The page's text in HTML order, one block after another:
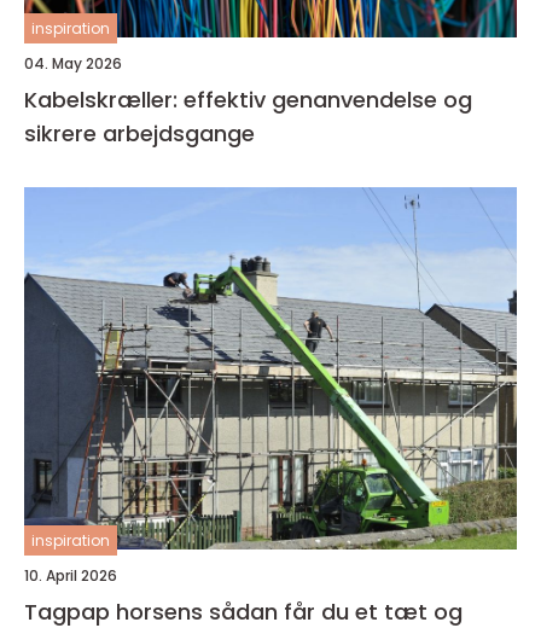
inspiration
04. May 2026
Kabelskræller: effektiv genanvendelse og
sikrere arbejdsgange
inspiration
10. April 2026
Tagpap horsens sådan får du et tæt og